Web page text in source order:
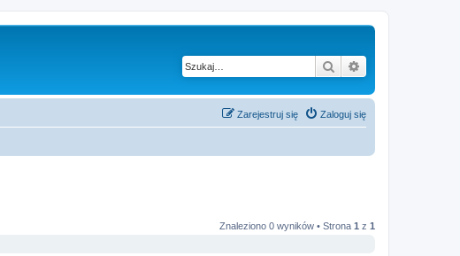
Szukaj
Zaloguj się
Zarejestruj się
Znaleziono 0 wyników • Strona 1 z 1